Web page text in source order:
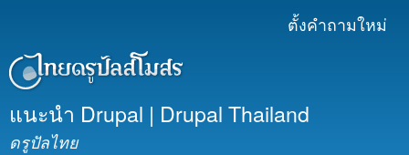
เนื้อหา
ตั้งคำถามใหม่
แนะนำ Drupal | Drupal Thailand
ดรูปัลไทย